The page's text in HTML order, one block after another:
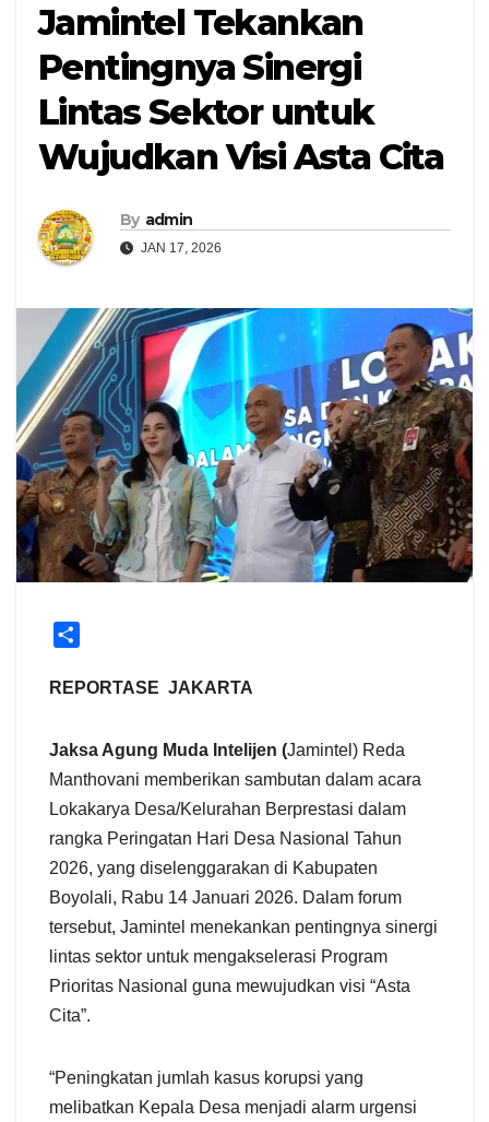
Jamintel Tekankan
Pentingnya Sinergi
Lintas Sektor untuk
Wujudkan Visi Asta Cita
By admin
JAN 17, 2026
a
REPORTASE JAKARTA
Jaksa Agung Muda Intelijen (Jamintel) Reda
Manthovani memberikan sambutan dalam acara
Lokakarya Desa/Kelurahan Berprestasi dalam
rangka Peringatan Hari Desa Nasional Tahun
2026, yang diselenggarakan di Kabupaten
Boyolali, Rabu 14 Januari 2026. Dalam forum
tersebut, Jamintel menekankan pentingnya sinergi
lintas sektor untuk mengakselerasi Program
Prioritas Nasional guna mewujudkan visi “Asta
Cita”.
“Peningkatan jumlah kasus korupsi yang
melibatkan Kepala Desa menjadi alarm urgensi